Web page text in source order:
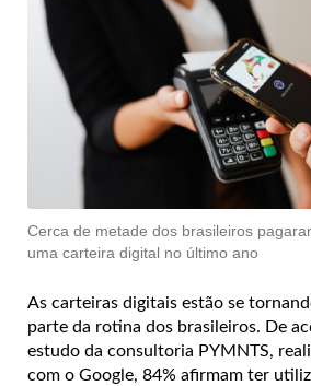
Cerca de metade dos brasileiros
uma carteira digital no último ano
As carteiras digitais estão se
parte da rotina dos brasileiros. De
estudo da consultoria PYMNTS,
com o Google, 84% afirmam ter